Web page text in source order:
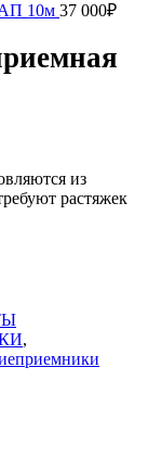
10м 37 000₽
из
растяжек
,